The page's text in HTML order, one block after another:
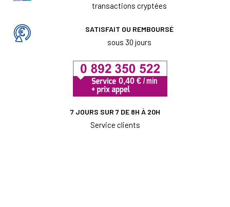
transactions cryptées
SATISFAIT OU REMBOURSÉ
sous 30 jours
7 JOURS SUR 7 DE 8H À 20H
Service clients